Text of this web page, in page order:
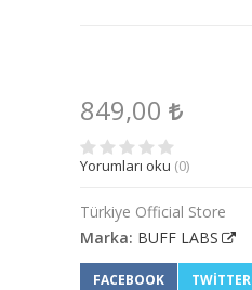
849,00
Yorumları oku (0)
Türkiye Official Store
Marka: BUFF LABS
FACEBOOK TWITTER